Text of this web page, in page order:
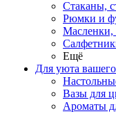
Стаканы,
Рюмки и
Масленки,
Ещё
Для уюта
Вазы для
Ароматы